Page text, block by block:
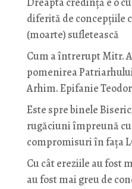
diferită de concepțiile
(moarte) sufletească
Cum a întrerupt Mitr.
pomenirea
Arhim. Epifanie
Este spre binele
rugăciuni împreună cu
compromisuri în fața
Cu cât ereziile au fost
au fost mai greu de